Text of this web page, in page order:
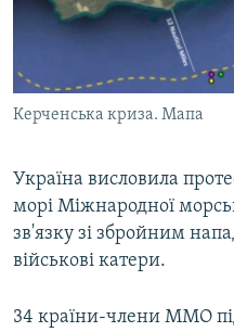
ВІДЕОУРОКИ «ELIFBE»
УКРАЇНСЬКА ПРОБЛЕМА КРИМУ
ІНФОГРАФІКА
Русский
ДОЛУЧАЙСЯ!
Усі сайти RFE/RL
Керченська криза. Мапа
Україна висловила
морі Міжнародної
зв'язку зі збройним
військові катери.
34 країни-члени ММО